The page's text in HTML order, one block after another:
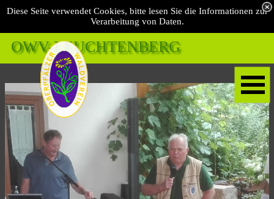
Diese Seite verwendet Cookies, bitte lesen Sie die Informationen zur
Verarbeitung von Daten.
OWV-LEUCHTENBERG